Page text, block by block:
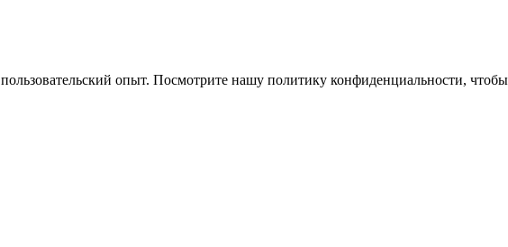
опыт. Посмотрите нашу политику конфиденциальности,